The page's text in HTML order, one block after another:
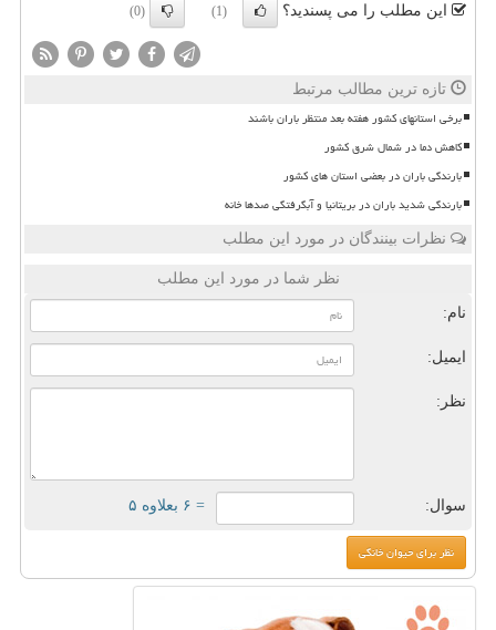
این مطلب را می پسندید؟ (1)
(0)
تازه ترین مطالب مرتبط
برخی استانهای کشور هفته بعد منتظر باران باشند
کاهش دما در شمال شرق کشور
بارندگی باران در بعضی استان های کشور
بارندگی شدید باران در بریتانیا و آبگرفتگی صدها خانه
نظرات بینندگان در مورد این مطلب
نظر شما در مورد این مطلب
نام:
ایمیل:
نظر:
سوال: = ۶ بعلاوه ۵